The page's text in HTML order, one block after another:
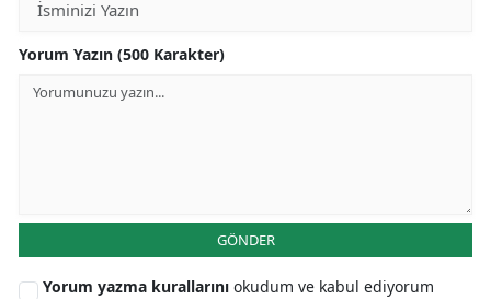
Yorum Yazın (500 Karakter)
GÖNDER
Yorum yazma kurallarını okudum ve kabul ediyorum